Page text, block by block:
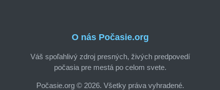
O nás Počasie.org
Váš spoľahlivý zdroj presných, živých predpovedí
počasia pre mestá po celom svete.
Počasie.org © 2026. Všetky práva vyhradené.